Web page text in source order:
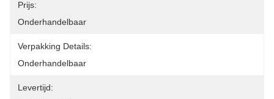
Prijs:
Onderhandelbaar
Verpakking Details:
Onderhandelbaar
Levertijd: